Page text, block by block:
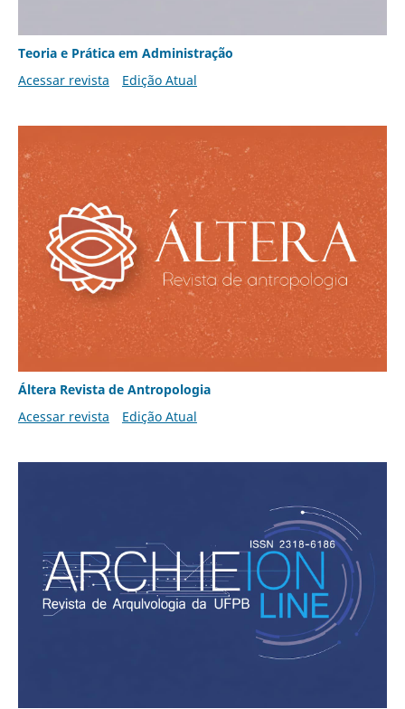
Teoria e Prática em Administração
Acessar revista
Edição Atual
Áltera Revista de Antropologia
Acessar revista
Edição Atual